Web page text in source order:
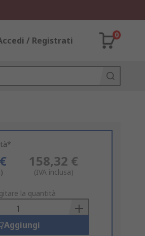
/ Registrati
0
158,32 €
(IVA inclusa)
la quantità
Aggiungi